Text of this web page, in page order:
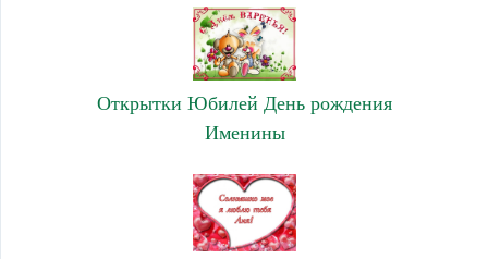
Открытки Юбилей День рождения
Именины